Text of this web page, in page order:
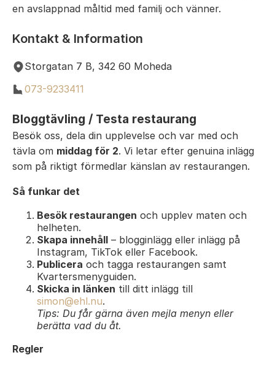
en avslappnad måltid med familj och vänner.
Kontakt & Information
Storgatan 7 B, 342 60 Moheda
073-9233411
Bloggtävling / Testa restaurang
Besök oss, dela din upplevelse och var med och
tävla om middag för 2. Vi letar efter genuina inlägg
som på riktigt förmedlar känslan av restaurangen.
Så funkar det
Besök restaurangen och upplev maten och
helheten.
Skapa innehåll – blogginlägg eller inlägg på
Instagram, TikTok eller Facebook.
Publicera och tagga restaurangen samt
Kvartersmenyguiden.
Skicka in länken till ditt inlägg till
simon@ehl.nu.
Tips: Du får gärna även mejla menyn eller
berätta vad du åt.
Regler